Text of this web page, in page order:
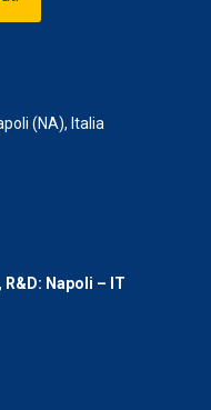
(NA), Italia
Napoli – IT